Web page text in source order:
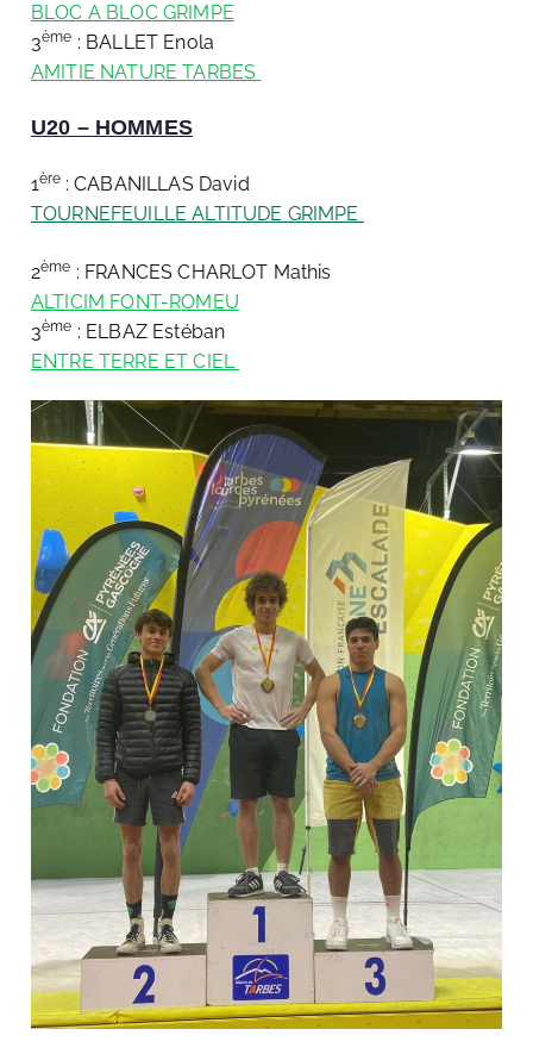
BLOC A BLOC GRIMPE
3ème : BALLET Enola
AMITIE NATURE TARBES
U20 – HOMMES
1ère : CABANILLAS David
TOURNEFEUILLE ALTITUDE GRIMPE
2ème : FRANCES CHARLOT Mathis
ALTICIM FONT-ROMEU
3ème : ELBAZ Estéban
ENTRE TERRE ET CIEL